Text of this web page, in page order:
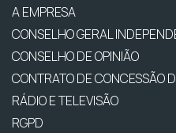
A EMPRESA
CONSELHO GERAL
CONSELHO DE OPINIÃO
CONTRATO DE CONCESSÃO
RÁDIO E TELEVISÃO
RGPD